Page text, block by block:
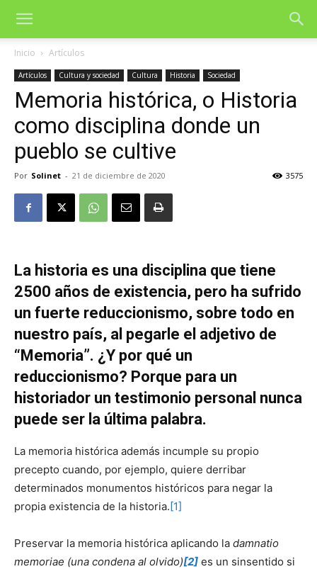
Inicio Artículos
Artículos Cultura y sociedad Cultura Historia Sociedad
Memoria histórica, o Historia
como disciplina donde un
pueblo se cultive
Por Solinet - 21 de diciembre de 2020 3575
La historia es una disciplina que tiene
2500 años de existencia, pero ha sufrido
un fuerte reduccionismo, sobre todo en
nuestro país, al pegarle el adjetivo de
“Memoria”. ¿Y por qué un
reduccionismo? Porque para un
historiador un testimonio personal nunca
puede ser la última palabra.
La memoria histórica además incumple su propio
precepto cuando, por ejemplo, quiere derribar
determinados monumentos históricos para negar la
propia existencia de la historia.[1]
Preservar la memoria histórica aplicando la damnatio
memoriae (una condena al olvido)[2] es un sinsentido si